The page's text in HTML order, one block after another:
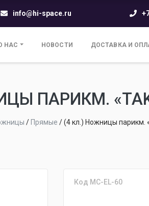
info@hi-space.ru
НАС НОВОСТИ ДОСТАВКА И
ПАРИКМ.
/ Прямые /(4 кл.) Ножницы парикм.
Код MC-EL-60